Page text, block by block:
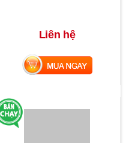
Liên hệ
MUA NGAY